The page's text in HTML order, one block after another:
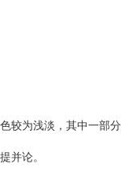
较为浅淡，其中一部分
并论。